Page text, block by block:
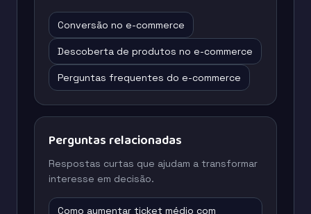
Conversão no e-commerce
Descoberta de produtos no e-commerce
Perguntas frequentes do e-commerce
Perguntas relacionadas
Respostas curtas que ajudam a transformar
interesse em decisão.
Como aumentar ticket médio com